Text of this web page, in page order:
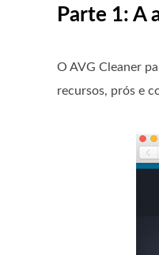
Parte 1: A
O AVG Cleaner
recursos, prós e